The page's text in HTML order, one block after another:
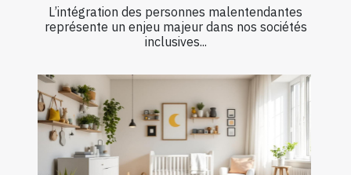
L’intégration des personnes malentendantes
représente un enjeu majeur dans nos sociétés
inclusives...